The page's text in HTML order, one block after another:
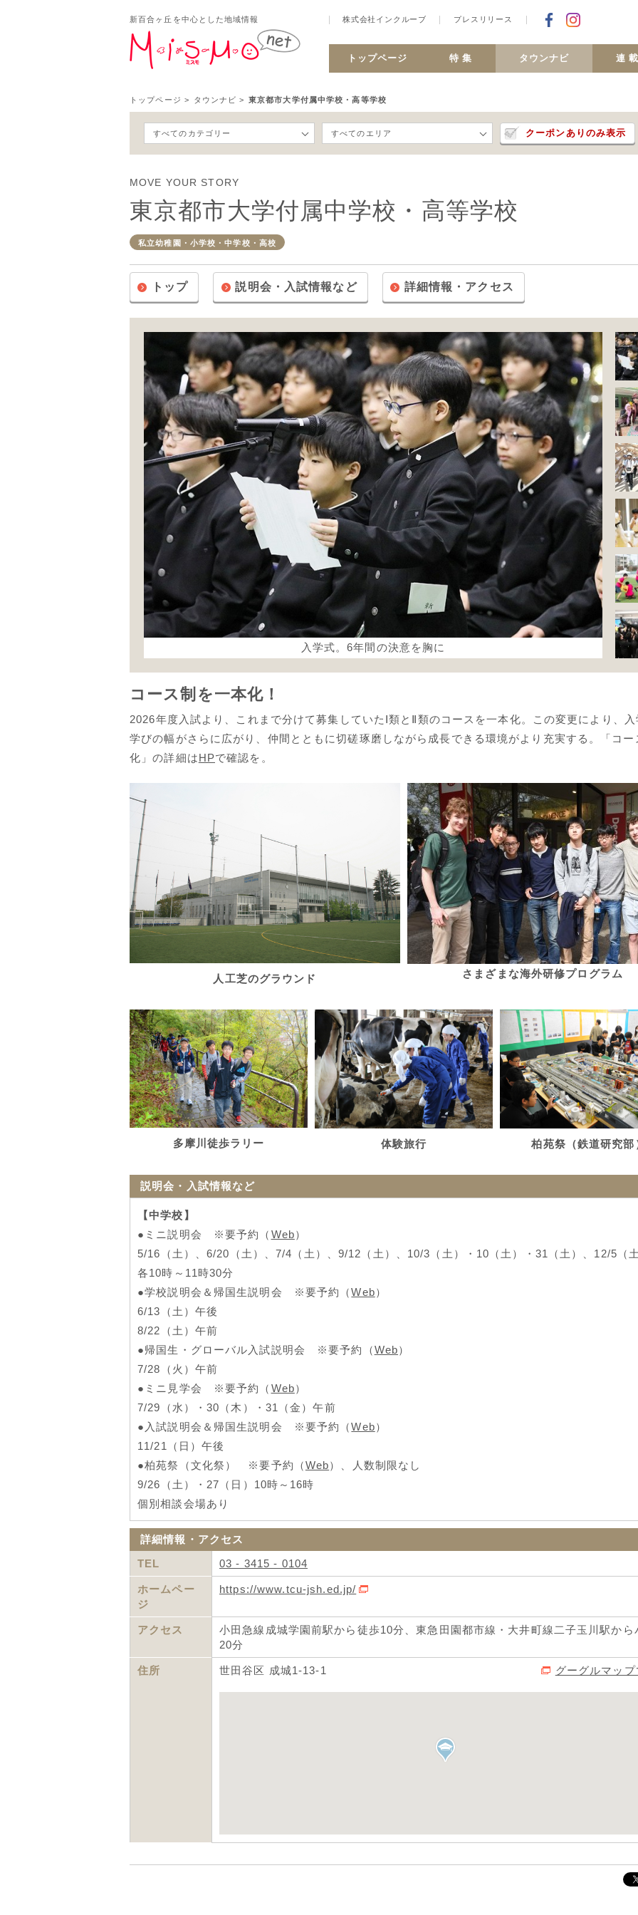
新百合ヶ丘を中心とした地域情報 株式会社インクルーブ プレスリリース Facebookで
トップページ 特 集 タウンナビ 連
トップページ > タウンナビ > 東京都市大学付属中学校・高等学校
すべてのカテゴリー すべてのエリア クーポンありのみ表示
MOVE YOUR STORY
東京都市大学付属中学校・高等学校
私立幼稚園・小学校・中学校・高校
トップ 説明会・入試情報など ​詳細情報・アクセス​
入学式。6年間の決意を胸に
コース制を一本化！
2026年度入試より、これまで分けて募集していたⅠ類とⅡ類のコースを一本化。この変更により、
学びの幅がさらに広がり、仲間とともに切磋琢磨しながら成長できる環境がより充実する。「コー
化」の詳細はHPで確認を。
人工芝のグラウンド さまざまな海外研修プログラム
多摩川徒歩ラリー 体験旅行 柏苑祭（鉄道研究部
説明会・入試情報など
【中学校】
●ミニ説明会 ※要予約（ Web）
5/16（土）、6/20（土）、7/4（土）、9/12（土）、10/3（土）・10（土）・31（土）、12/5（
各10時～11時30分
●学校説明会＆帰国生説明会 ※要予約（Web）
6/13（土）午後
8/22（土）午前
●帰国生・グローバル入試説明会 ※要予約（Web）
7/28（火）午前
●ミニ見学会 ※要予約（ Web）
7/29（水）・30（木）・31（金）午前
●入試説明会＆帰国生説明会 ※要予約（Web）
11/21（日）午後
●柏苑祭（文化祭） ※要予約（Web）、人数制限なし
9/26（土）・27（日）10時～16時
個別相談会場あり
​詳細情報・アクセス​
TEL
03 - 3415 - 0104
ホームペー
ジ
https://www.tcu-jsh.ed.jp/
アクセス
小田急線成城学園前駅から徒歩10分、東急田園都市線・大井町線二子玉川駅から
20分
住所 グーグルマッ
世田谷区 成城1-13-1